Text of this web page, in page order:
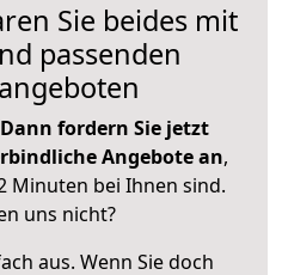
Sie beides mit
passenden
Dann fordern Sie jetzt
Angebote an,
Minuten bei Ihnen sind.
uns nicht?
aus. Wenn Sie doch